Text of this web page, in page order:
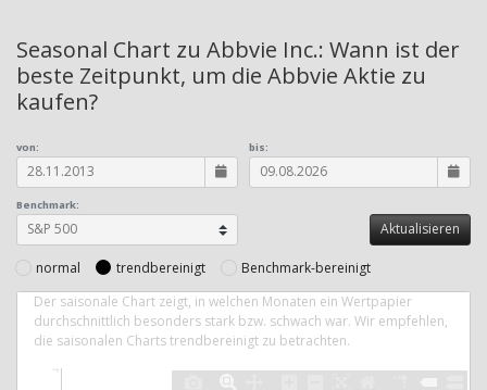
Seasonal Chart zu Abbvie Inc.: Wann ist der
beste Zeitpunkt, um die Abbvie Aktie zu
kaufen?
Benchmark:
von: bis:
normal trendbereinigt
Benchmark-bereinigt
Der saisonale Chart zeigt, in welchen Monaten ein Wertpapier
durchschnittlich besonders stark bzw. schwach war. Wir empfehlen,
die saisonalen Charts trendbereinigt zu betrachten.
4